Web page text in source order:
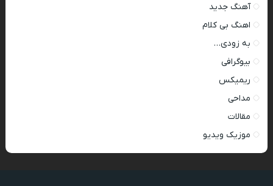
آهنگ جدید
اهنگ بی کلام
به زودی…
بیوگرافی
ریمیکس
مداحی
مقالات
موزیک ویدیو